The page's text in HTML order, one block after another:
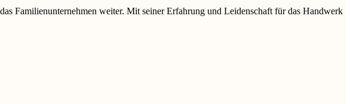
Familienunternehmen weiter. Mit seiner Erfahrung und Leidenschaft für das Handwerk